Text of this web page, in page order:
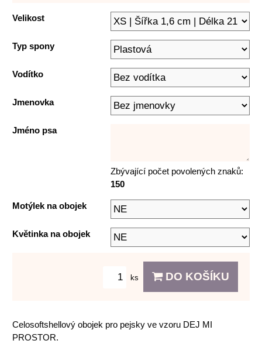
Velikost
Typ spony
Vodítko
Jmenovka
Jméno psa
Zbývající počet povolených znaků:
150
Motýlek na obojek
Květinka na obojek
ks DO KOŠÍKU
Celosoftshellový obojek pro pejsky ve vzoru DEJ MI
PROSTOR.